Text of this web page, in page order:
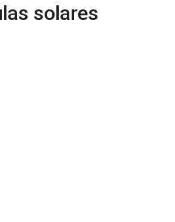
solares